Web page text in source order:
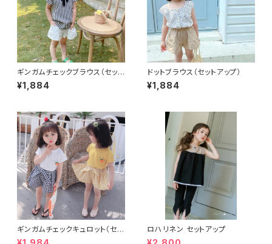
ギンガムチェックブラウス（セット
アップ）
¥1,884
ドットブラウス（セットアップ）
¥1,884
ギンガムチェックキュロット（セッ
トアップ）
ロハリネン セットアップ